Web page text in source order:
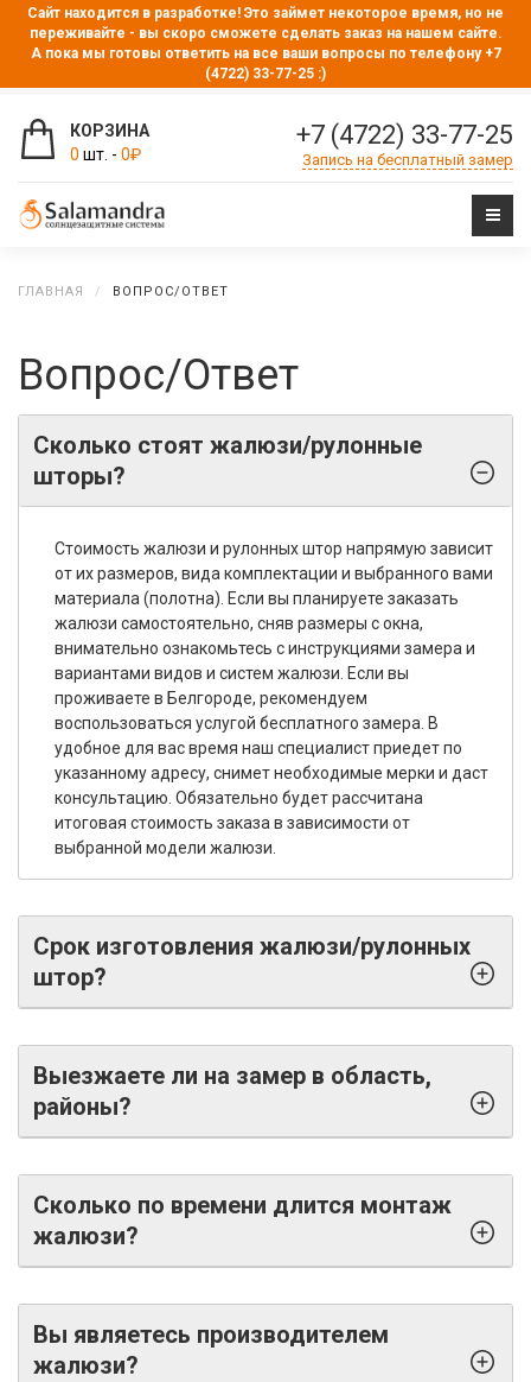
Сайт находится в разработке! Это займет некоторое время, но не
переживайте - вы скоро сможете сделать заказ на нашем сайте.
А пока мы готовы ответить на все ваши вопросы по телефону +7
(4722) 33-77-25 :)
КОРЗИНА
0 шт. - 0₽
+7 (4722) 33-77-25
Запись на бесплатный замер
ГЛАВНАЯ ВОПРОС/ОТВЕТ
Вопрос/Ответ
Сколько стоят жалюзи/рулонные
шторы?
Стоимость жалюзи и рулонных штор напрямую зависит
от их размеров, вида комплектации и выбранного вами
материала (полотна). Если вы планируете заказать
жалюзи самостоятельно, сняв размеры с окна,
внимательно ознакомьтесь с инструкциями замера и
вариантами видов и систем жалюзи. Если вы
проживаете в Белгороде, рекомендуем
воспользоваться услугой бесплатного замера. В
удобное для вас время наш специалист приедет по
указанному адресу, снимет необходимые мерки и даст
консультацию. Обязательно будет рассчитана
итоговая стоимость заказа в зависимости от
выбранной модели жалюзи.
Срок изготовления жалюзи/рулонных
штор?
Выезжаете ли на замер в область,
районы?
Сколько по времени длится монтаж
жалюзи?
Вы являетесь производителем
жалюзи?